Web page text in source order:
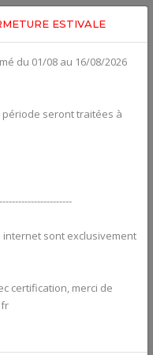
ESTIVALE
du 01/08 au 16/08/2026
seront traitées à
sont exclusivement
certification, merci de